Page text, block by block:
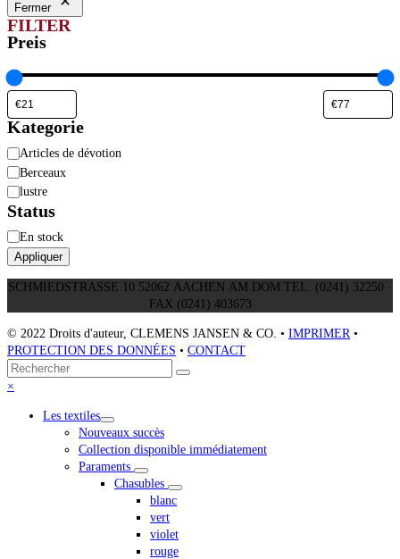
Fermer
FILTER
Preis
Kategorie
Catégorie
Articles de dévotion
Berceaux
lustre
Status
Disponibilité
En stock
Appliquer
SCHMIEDSTRASSE 10 52062 AACHEN AM DOM TEL. (0241) 32250 ·
FAX (0241) 403673
© 2022 Droits d'auteur, CLEMENS JANSEN & CO. • IMPRIMER•
PROTECTION DES DONNÉES • CONTACT
Retour
au
Rechercher
Envoyer
×
menu
Les textiles
Nouveaux succès
Collection disponible immédiatement
Paraments
Chasubles
blanc
vert
violet
rouge